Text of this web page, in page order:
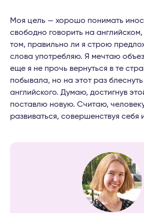
Моя цель — хорошо понимать
свободно говорить на
том, правильно ли я строю
слова употребляю. Я мечтаю
еще я не прочь вернуться в те
побывала, но на этот раз
английского. Думаю, достигнув
поставлю новую. Считаю,
развиваться, совершенствуя себя